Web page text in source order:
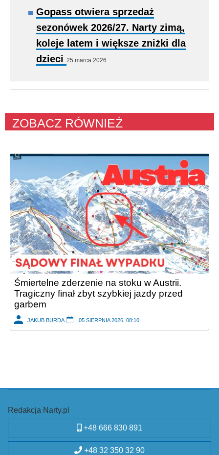
Gopass otwiera sprzedaż
sezonówek 2026/27. Narty zimą,
koleje latem i większe zniżki dla
dzieci 25 marca 2026
ZOBACZ RÓWNIEŻ
Śmiertelne zderzenie na stoku w Austrii.
Tragiczny finał zbyt szybkiej jazdy przed
garbem
JAKUB BURDA 05 SIERPNIA 2026, 08:10
Redakcja Narty.pl
+48 666 830 891
+48 32 350 32 90